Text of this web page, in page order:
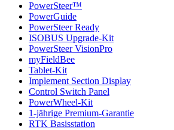
PowerSteer™
PowerGuide
PowerSteer Ready
ISOBUS Upgrade-Kit
PowerSteer VisionPro
myFieldBee
Tablet-Kit
Implement Section Display
Control Switch Panel
PowerWheel-Kit
1-jährige Premium-Garantie
RTK Basisstation